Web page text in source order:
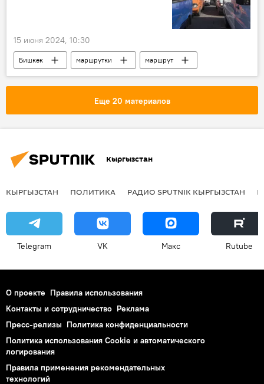
15 июня 2024, 10:30
Бишкек маршрутки
маршрут
изменения
движение
Еще 20 материалов
Кыргызстан
КЫРГЫЗСТАН ПОЛИТИКА РАДИО SPUTNIK КЫРГЫЗСТАН
Telegram VK Макс Rutube
О проекте Правила использования
Контакты и сотрудничество Реклама
Пресс-релизы Политика конфиденциальности
Политика использования Cookie и автоматического
логирования
Правила применения рекомендательных
технологий